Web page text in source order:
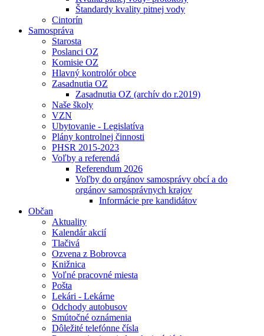
Štandardy kvality pitnej vody
Cintorín
Samospráva
Starosta
Poslanci OZ
Komisie OZ
Hlavný kontrolór obce
Zasadnutia OZ
Zasadnutia OZ (archív do r.2019)
Naše školy
VZN
Ubytovanie - Legislatíva
Plány kontrolnej činnosti
PHSR 2015-2023
Voľby a referendá
Referendum 2026
Voľby do orgánov samosprávy obcí a do
orgánov samosprávnych krajov
Informácie pre kandidátov
Občan
Aktuality
Kalendár akcií
Tlačivá
Ozvena z Bobrovca
Knižnica
Voľné pracovné miesta
Pošta
Lekári - Lekárne
Odchody autobusov
Smútočné oznámenia
Dôležité telefónne čísla